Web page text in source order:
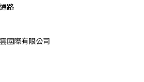
路
國際有限公司